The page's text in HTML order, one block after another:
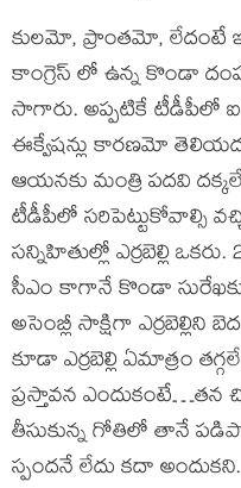
కులమో, ప్రాంతమో,
కాంగ్రెస్ లో ఉన్న కొండా
సాగారు. అప్పటికే టీడీపీలో
ఈక్వేషన్లు కారణమో
ఆయనకు మంత్రి పదవి
టీడీపీలో సరిపెట్టుకోవాల్సి
సన్నిహితుల్లో ఎర్రబెల్లి
సీఎం కాగానే కొండా
అసెంబ్లీ సాక్షిగా
కూడా ఎర్రబెల్లి ఏమాత్రం
ప్రస్తావన ఎందుకంటే…తన
తీసుకున్న గోతిలో తానే
స్పందనే లేదు కదా అందుకని.